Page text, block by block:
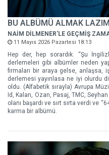
BU ALBÜMÜ ALMAK LAZIM
NAİM DİLMENER'LE GEÇMİŞ
11 Mayıs 2026 Pazartesi 18:13
Hep der, hep sorardık: “Şu
derlemeleri gibi albümler neden
firmaları bir araya gelse, anlaşsa,
derlemesi yayınlasa ne iyi olurdu
oldu. (Alfabetik sırayla) Avrupa
Id, Kalan, Ozan, Pasaj, TMC,
olanı başardı ve sırt sırta verdi ve
karma bir albümü.